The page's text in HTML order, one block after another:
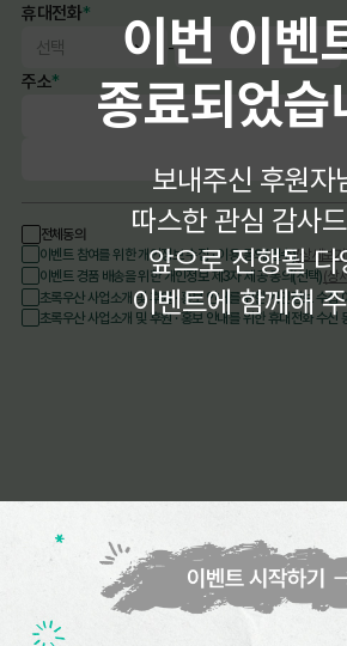
이번 이벤
종료되었습
보내주신 후원자
따스한 관심 감사
앞으로 진행될 다
이벤트에 함께해
휴대전화*
-
주소*
전체동의
이벤트 참여를 위한 개인정보 수집 · 이용 동의(필수)(상세보
이벤트 경품 배송을 위한 개인정보 제3자 제공 동의(선택)(상
초록우산 사업소개 및 후원 · 홍보 안내를 위한 개인정보 수집
초록우산 사업소개 및 후원 · 홍보 안내를 위한 휴대전화 수신